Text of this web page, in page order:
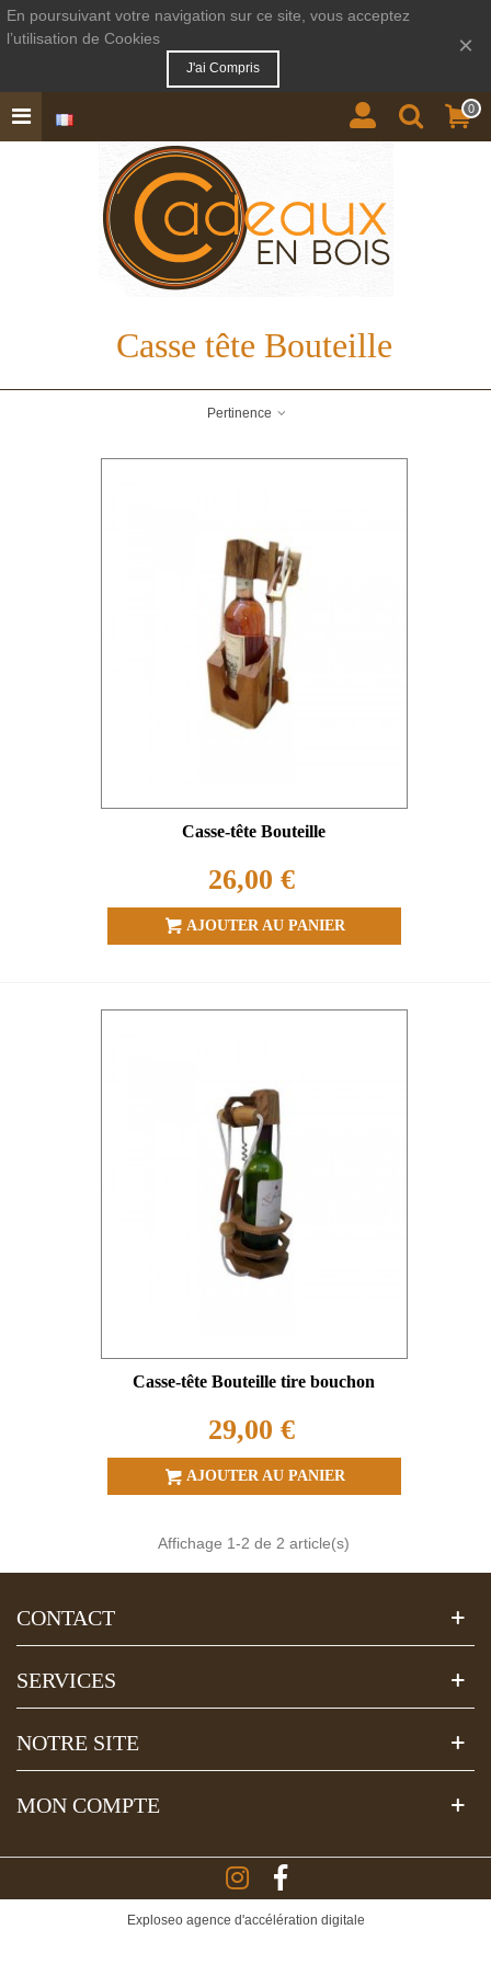
En poursuivant votre navigation sur ce site, vous acceptez
l’utilisation de Cookies
J'ai Compris
×
0
Casse tête Bouteille
Pertinence
Casse-tête Bouteille
26,00 €
AJOUTER AU PANIER
Casse-tête Bouteille tire bouchon
29,00 €
AJOUTER AU PANIER
Affichage 1-2 de 2 article(s)
CONTACT
SERVICES
NOTRE SITE
MON COMPTE
Exploseo agence d'accélération digitale